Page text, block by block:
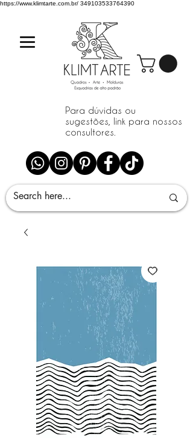
https://www.klimtarte.com.br/ 349103533764390
Para dúvidas ou
sugestões, link para nossos
consultores.